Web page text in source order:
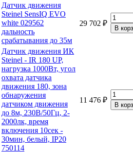
Датчик движения
Steinel SensIQ EVO
white 029562
дальность
срабатывания до 35м
29 702 ₽
Датчик движения ИК
Steinel - IR 180 UP,
нагрузка 1000Вт, угол
охвата датчика
движения 180, зона
обнаружения
датчиком движения
до 8м, 230В/50Гц, 2-
2000лк, время
включения 10сек -
30мин, белый, IP20
750114
11 476 ₽